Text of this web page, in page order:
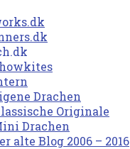
Drachen
Originale
Drachen
alte Blog 2006 – 2016